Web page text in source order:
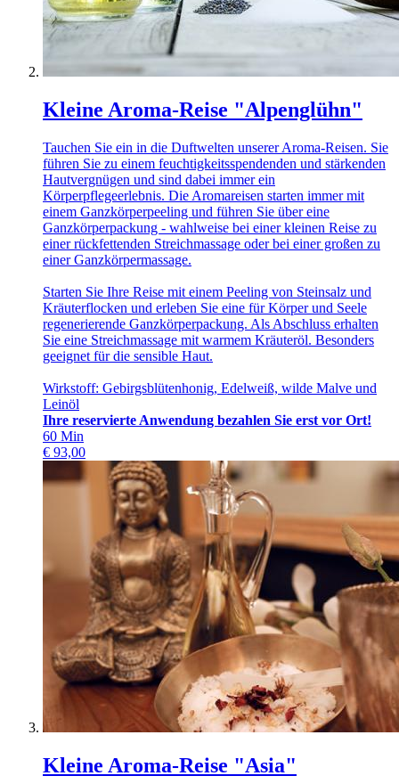
Kleine Aroma-Reise "Alpenglühn"
Tauchen Sie ein in die Duftwelten unserer Aroma-Reisen. Sie
führen Sie zu einem feuchtigkeitsspendenden und stärkenden
Hautvergnügen und sind dabei immer ein
Körperpflegeerlebnis. Die Aromareisen starten immer mit
einem Ganzkörperpeeling und führen Sie über eine
Ganzkörperpackung - wahlweise bei einer kleinen Reise zu
einer rückfettenden Streichmassage oder bei einer großen zu
einer Ganzkörpermassage.
Starten Sie Ihre Reise mit einem Peeling von Steinsalz und
Kräuterflocken und erleben Sie eine für Körper und Seele
regenerierende Ganzkörperpackung. Als Abschluss erhalten
Sie eine Streichmassage mit warmem Kräuteröl. Besonders
geeignet für die sensible Haut.
Wirkstoff: Gebirgsblütenhonig, Edelweiß, wilde Malve und
Leinöl
Ihre reservierte Anwendung bezahlen Sie erst vor Ort!
60 Min
€ 93,00
Kleine Aroma-Reise "Asia"